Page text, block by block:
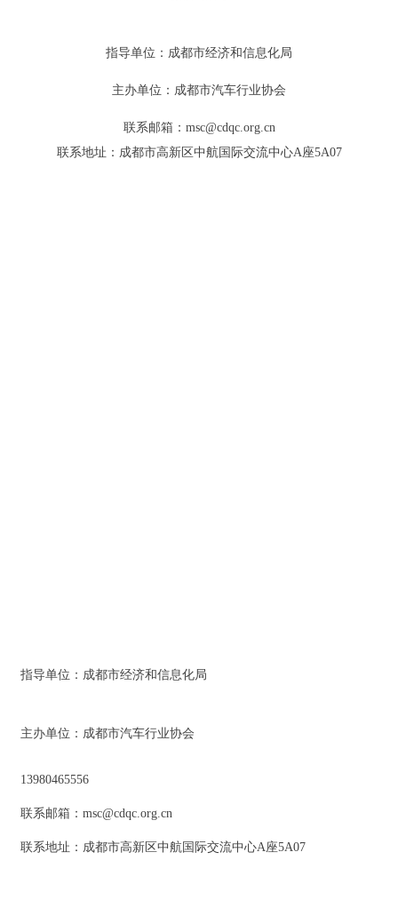
指导单位：成都市经济和信息化局
主办单位：成都市汽车行业协会
联系邮箱：msc@cdqc.org.cn
联系地址：成都市高新区中航国际交流中心A座5A07
指导单位：成都市经济和信息化局
主办单位：成都市汽车行业协会
13980465556
联系邮箱：msc@cdqc.org.cn
联系地址：成都市高新区中航国际交流中心A座5A07